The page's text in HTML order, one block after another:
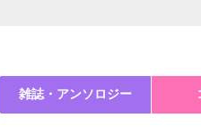
雑誌・アンソロジー